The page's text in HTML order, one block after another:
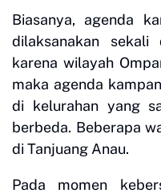
Biasanya, agenda
dilaksanakan
karena wilayah
maka agenda
di kelurahan yang
berbeda. Beberapa
di Tanjuang Anau.
Pada momen